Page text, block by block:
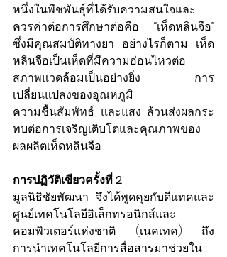
หนึ่งในพืชพันธุ์ที่ได้รับความสนใจและ
ควรค่าต่อการศึกษาต่อคือ “เห็ดหลินจือ”
ซึ่งมีคุณสมบัติทางยา อย่างไรก็ตาม เห็ด
หลินจือเป็นเห็ดที่มีความอ่อนไหวต่อ
สภาพแวดล้อมเป็นอย่างยิ่ง การ
เปลี่ยนแปลงของอุณหภูมิ
ความชื้นสัมพัทธ์ และแสง ล้วนส่งผลกระ
ทบต่อการเจริญเติบโตและคุณภาพของ
ผลผลิตเห็ดหลินจือ
การปฏิวัติเขียวครั้งที่ 2
มูลนิธิชัยพัฒนา จึงได้พูดคุยกับดีแทคและ
ศูนย์เทคโนโลยีอิเล็กทรอนิกส์และ
คอมพิวเตอร์แห่งชาติ (เนคเทค) ถึง
การนำเทคโนโลยีการสื่อสารมาช่วยใน